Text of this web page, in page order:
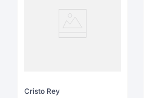
Cristo Rey